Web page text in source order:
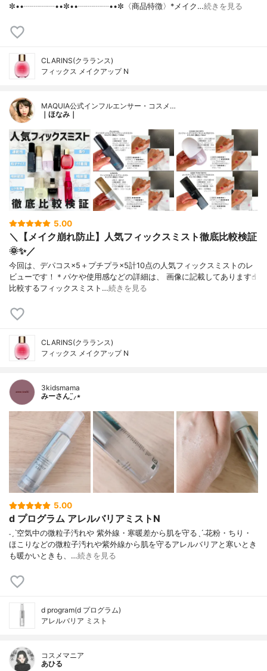
✼••┈┈┈┈••✼••┈┈┈┈••✼〈商品特徴〉*メイク…続きを見る
CLARINS(クラランス)
フィックス メイクアップ N
MAQUIA公式インフルエンサー・コスメ…
｜ほなみ｜
5.00
＼【メイク崩れ防止】人気フィックスミスト徹底比較検証
🌞✨／
今回は、デパコス×5＋プチプラ×5計10点の人気フィックスミストのレ
ビューです！＊パケや使用感などの詳細は、 画像に記載してあります☝︎
比較するフィックスミスト…続きを見る
CLARINS(クラランス)
フィックス メイクアップ N
3kidsmama
みーさん¨̮⸝⋆
5.00
d プログラム アレルバリアミストN
˗ˏˋ空気中の微粒子汚れや 紫外線・寒暖差から肌を守るˎˊ˗花粉・ちり・
ほこりなどの微粒子汚れや紫外線から肌を守るアレルバリアと寒いとき
も暖かいときも、…続きを見る
d program(d プログラム)
アレルバリア ミスト
コスメマニア
あひる